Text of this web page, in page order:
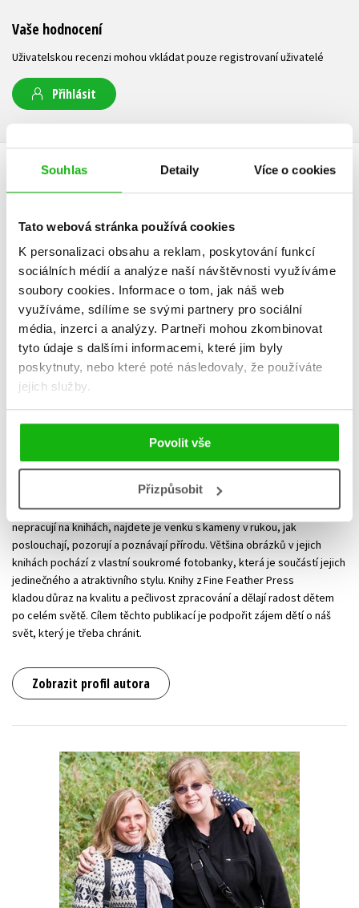
Souhlas Detaily Více o cookies
Tato webová stránka používá cookies
K personalizaci obsahu a reklam, poskytování funkcí
sociálních médií a analýze naší návštěvnosti využíváme
soubory cookies. Informace o tom, jak náš web
využíváme, sdílíme se svými partnery pro sociální
média, inzerci a analýzy. Partneři mohou zkombinovat
tyto údaje s dalšími informacemi, které jim byly
poskytnuty, nebo které poté následovaly, že používáte
jejich služby.
Povolit vše
Přizpůsobit
Vaše hodnocení
Uživatelskou recenzi mohou vkládat pouze registrovaní uživatelé
Přihlásit
AUTOR KNIHY
Andrea Pinnington
která společně s Caz Buckingham založila v roce 2011 malé nezávislé
nakladatelství Fine Feather Press. Andrea je spisovatelka a
redaktorka, Caz je designérka a ilustrátorka. Když ve svém studiu
nepracují na knihách, najdete je venku s kameny v rukou, jak
poslouchají, pozorují a poznávají přírodu. Většina obrázků v jejich
knihách pochází z vlastní soukromé fotobanky, která je součástí jejich
jedinečného a atraktivního stylu. Knihy z Fine Feather Press
kladou důraz na kvalitu a pečlivost zpracování a dělají radost dětem
po celém světě. Cílem těchto publikací je podpořit zájem dětí o náš
svět, který je třeba chránit.
Zobrazit profil autora